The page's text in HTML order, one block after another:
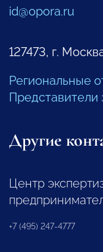
id@opora.ru
127473, г.
Региональные
Другие
Центр
+7 (495) 247-4777